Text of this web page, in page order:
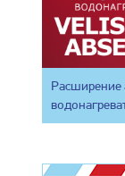
Расширение